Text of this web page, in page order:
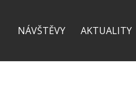
NÁVŠTĚVY AKTUALITY